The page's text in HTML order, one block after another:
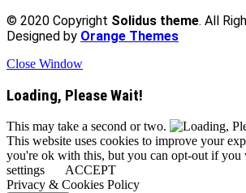
© 2020 Copyright Solidus theme. All
Designed by Orange Themes
Close Window
Loading, Please Wait!
This may take a second or two.
This website uses cookies to improve your
you're ok with this, but you can opt-out if you
settings
ACCEPT
Privacy & Cookies Policy